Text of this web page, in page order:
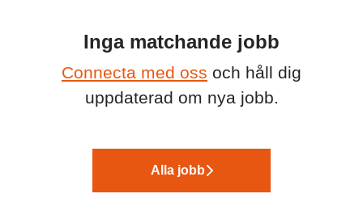
Inga matchande jobb
Connecta med oss och håll dig
uppdaterad om nya jobb.
Alla jobb